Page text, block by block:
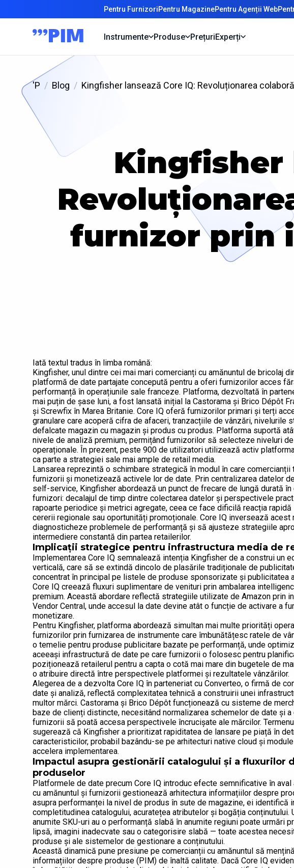
Pentru FurnizoriPentru MagazinePentru Agenții Web
Instrumente Produse PrețuriExperți
'P Blog Kingfisher lansează Core IQ: Revoluționarea
Kingfisher
furnizor prin
Iată textul tradus în limba română:
Kingfisher, unul dintre cei mai mari comercianți cu amănuntul de bricolaj
platformă de date partajate concepută pentru a oferi furnizorilor acces
performanță în operațiunile sale franceze. Platforma, dezvoltată în
mai puțin de șase luni, a fost lansată inițial la Castorama și Brico Dépôt
și Screwfix în Marea Britanie. Core IQ oferă furnizorilor primari și terți
granulare care acoperă cifra de afaceri, tranzacțiile de vânzări, nivelurile
defalcate magazin cu magazin și produs cu produs. Platforma suportă
nivele de analiză premium, permițând furnizorilor să selecteze niveluri
operaționale. În prezent, peste 900 de utilizatori utilizează activ
ca parte a strategiei sale mai ample de retail media.
Lansarea reprezintă o schimbare strategică în modul în care
furnizorii și monetizează activele lor de date. Prin centralizarea datelor
self-service, Kingfisher abordează un punct de frecare de lungă durată
furnizori: decalajul de timp dintre colectarea datelor și perspectivele
rapoarte periodice și metrici agregate, ceea ce face dificilă reacția
cererii regionale sau oportunități promoționale. Core IQ inversează
diagnosticheze problemele de performanță și să ajusteze strategiile
intermediere constantă din partea retailerilor.
Implicații strategice pentru infrastructura media de
Implementarea Core IQ semnalează intenția Kingfisher de a construi un
verticală, care să se extindă dincolo de plasările tradiționale de
concentrat în principal pe listele de produse sponsorizate și publicitatea
Core IQ creează fluxuri suplimentare de venituri prin ambalarea
premium. Această abordare reflectă strategiile utilizate de Amazon prin
Vendor Central, unde accesul la date devine atât o funcție de activare a
monetizare.
Pentru Kingfisher, platforma abordează simultan mai multe priorități
furnizorilor prin furnizarea de instrumente care îmbunătățesc ratele de
o temelie pentru produse publicitare bazate pe performanță, unde
aceeași infrastructură de date pe care furnizorii o folosesc pentru
poziționează retailerul pentru a capta o cotă mai mare din bugetele de
o atribuire directă între perspectivele platformei și rezultatele vânzărilor.
Alegerea de a dezvolta Core IQ în parteneriat cu Converteo, o firmă de
date și analiză, reflectă complexitatea tehnică a construirii unei
multor mărci. Castorama și Brico Dépôt funcționează cu sisteme de
baze de clienți distincte, necesitând normalizarea schemelor de date și
furnizorii să poată accesa perspectivele încrucișate ale mărcilor.
sugerează că Kingfisher a prioritizat rapiditatea de lansare pe piață în
caracteristicilor, probabil bazându-se pe arhitecturi native cloud și
accelera implementarea.
Impactul asupra gestionării catalogului și a fluxurilor
produselor
Platformele de date precum Core IQ introduc efecte semnificative în
cu amănuntul și furnizorii gestionează arhitectura informațiilor despre
asupra performanței la nivel de produs în sute de magazine, ei identifică
completitudinea catalogului, acuratețea atributelor și bogăția conținutului.
anumite SKU-uri au o performanță slabă în anumite regiuni poate urmări
lipsă, imagini inadecvate sau o categorisire slabă — toate acestea
produse și ale sistemelor de gestionare a conținutului.
Această dinamică pune presiune pe comercianții cu amănuntul să
informațiilor despre produse (PIM) de înaltă calitate. Dacă Core IQ